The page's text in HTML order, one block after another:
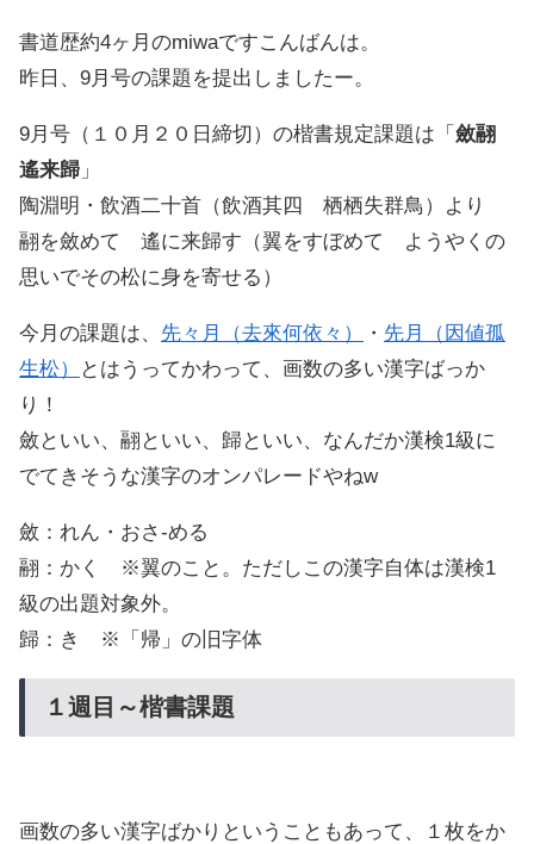
書道歴約4ヶ月のmiwaですこんばんは。
昨日、9月号の課題を提出しましたー。
9月号（１０月２０日締切）の楷書規定課題は「 斂翮
遙来歸 」
陶淵明・飲酒二十首（飲酒其四 栖栖失群鳥）より
翮を斂めて 遙に来歸す（翼をすぼめて ようやくの
思いでその松に身を寄せる）
今月の課題は、 先々月（去來何依々） ・ 先月（因値孤
生松）
とはうってかわって、画数の多い漢字ばっか
り！
斂といい、翮といい、歸といい、なんだか漢検1級に
でてきそうな漢字のオンパレードやねw
斂：れん・おさ-める
翮：かく ※翼のこと。ただしこの漢字自体は漢検1
級の出題対象外。
歸：き ※「帰」の旧字体
１週目～楷書課題
画数の多い漢字ばかりということもあって、１枚をか